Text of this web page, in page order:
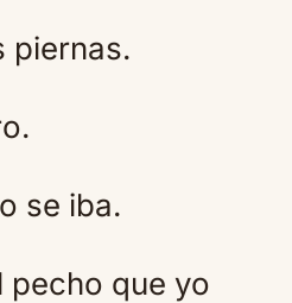
piernas.
se iba.
pecho que yo